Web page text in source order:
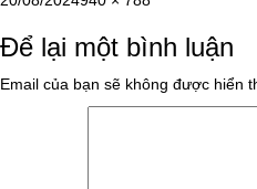
ngày
đầy
Để lại một bình luận
Email của bạn sẽ không được hiển